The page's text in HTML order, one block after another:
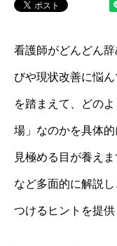
看護師がどんどん
びや現状改善に悩
を踏まえて、どの
場」なのかを具体
見極める目が養え
など多面的に解説
つけるヒントを提供